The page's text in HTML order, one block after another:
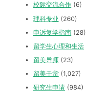
校际交流合作 (6)
理科专业 (260)
申诉复学指南 (28)
留学生心理和生活
留美导师 (23)
留美干货 (1,027)
研究生申请 (984)